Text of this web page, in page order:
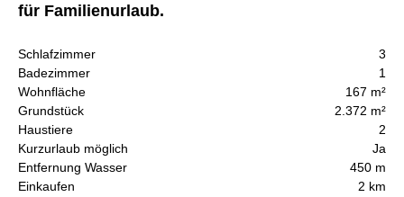
für Familienurlaub.
Schlafzimmer
3
Badezimmer
1
Wohnfläche
167 m²
Grundstück
2.372 m²
Haustiere
2
Kurzurlaub möglich
Ja
Entfernung Wasser
450 m
Einkaufen
2 km